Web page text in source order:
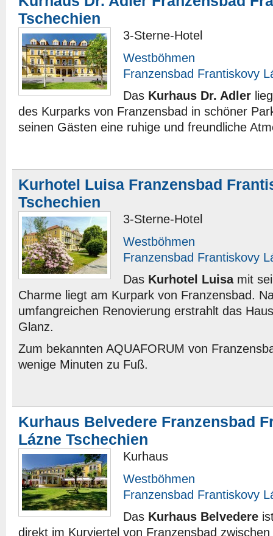
Tschechien
3-Sterne-Hotel
Westböhmen
Franzensbad Frantiskovy
Das Kurhaus Dr. Adler
des Kurparks von Franzensbad in schöner
seinen Gästen eine ruhige und freundliche
Kurhotel Luisa Franzensbad
Tschechien
3-Sterne-Hotel
Westböhmen
Franzensbad Frantiskovy
Das Kurhotel Luisamit
Charme liegt am Kurpark von Franzensbad.
umfangreichen Renovierung erstrahlt das
Glanz.
Zum bekannten AQUAFORUM von
wenige Minuten zu Fuß.
Kurhaus Belvedere Franzensbad
Lázne Tschechien
Kurhaus
Westböhmen
Franzensbad Frantiskovy
Das Kurhaus Belvedere
direkt im Kurviertel von Franzensbad